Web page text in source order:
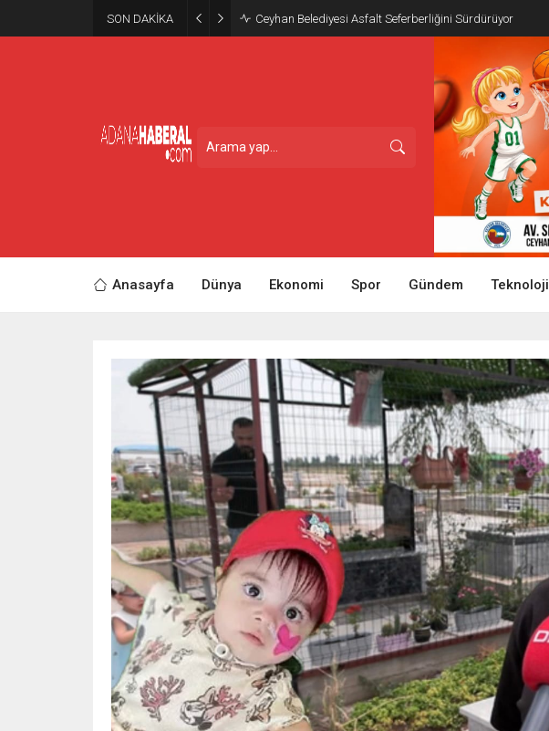
SON DAKİKA Ceyhan Belediyesi Asfalt Seferberliğini Sürdürüyor
Anasayfa Dünya Ekonomi Spor Gündem Teknoloji